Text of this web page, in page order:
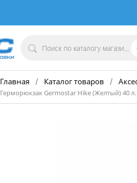
Главная / Каталог товаров /
Герморюкзак Germostar Hike (Желтый) 40 л.